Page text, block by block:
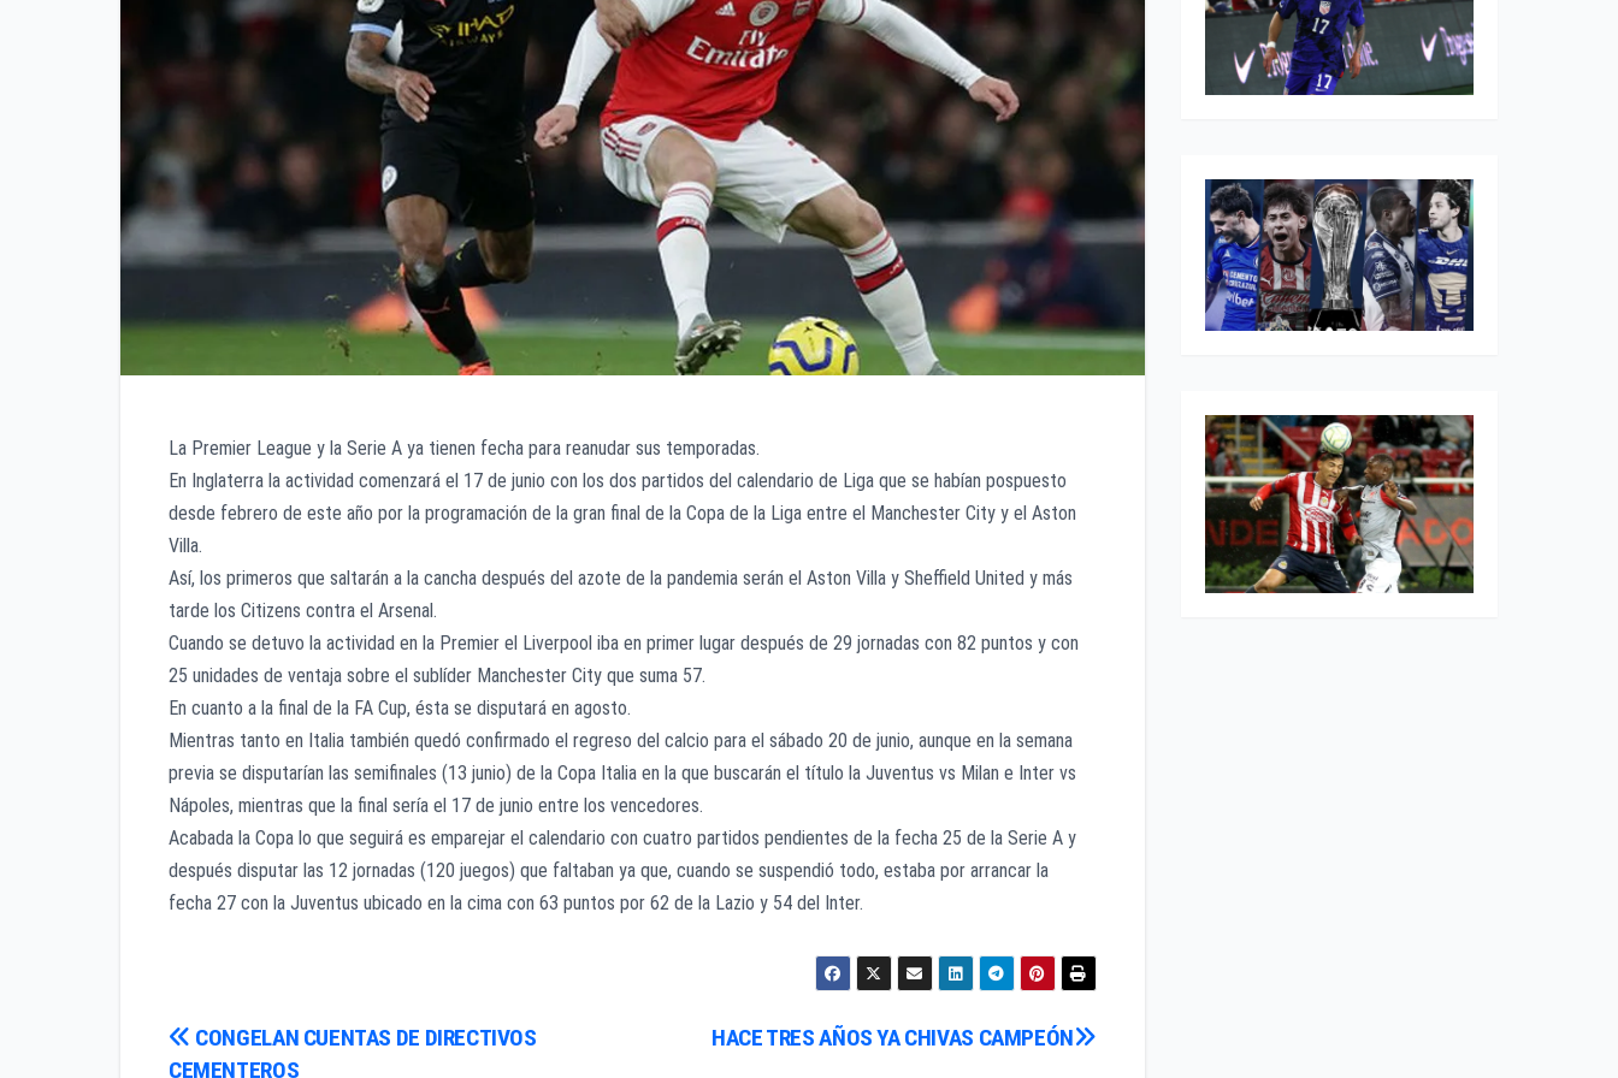
La Premier League y la Serie A ya tienen fecha para reanudar sus temporadas.
En Inglaterra la actividad comenzará el 17 de junio con los dos partidos del calendario de Liga que se habían pospuesto
desde febrero de este año por la programación de la gran final de la Copa de la Liga entre el Manchester City y el Aston
Villa.
Así, los primeros que saltarán a la cancha después del azote de la pandemia serán el Aston Villa y Sheffield United y más
tarde los Citizens contra el Arsenal.
Cuando se detuvo la actividad en la Premier el Liverpool iba en primer lugar después de 29 jornadas con 82 puntos y con
25 unidades de ventaja sobre el sublíder Manchester City que suma 57.
En cuanto a la final de la FA Cup, ésta se disputará en agosto.
Mientras tanto en Italia también quedó confirmado el regreso del calcio para el sábado 20 de junio, aunque en la semana
previa se disputarían las semifinales (13 junio) de la Copa Italia en la que buscarán el título la Juventus vs Milan e Inter vs
Nápoles, mientras que la final sería el 17 de junio entre los vencedores.
Acabada la Copa lo que seguirá es emparejar el calendario con cuatro partidos pendientes de la fecha 25 de la Serie A y
después disputar las 12 jornadas (120 juegos) que faltaban ya que, cuando se suspendió todo, estaba por arrancar la
fecha 27 con la Juventus ubicado en la cima con 63 puntos por 62 de la Lazio y 54 del Inter.
Navegación
HACE TRES AÑOS YA CHIVAS CAMPEÓN
CONGELAN CUENTAS DE DIRECTIVOS
CEMENTEROS